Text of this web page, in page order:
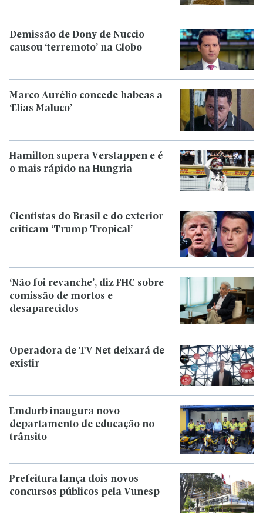
Demissão de Dony de Nuccio
causou ‘terremoto’ na Globo
Marco Aurélio concede habeas a
‘Elias Maluco’
Hamilton supera Verstappen e é
o mais rápido na Hungria
Cientistas do Brasil e do exterior
criticam ‘Trump Tropical’
‘Não foi revanche’, diz FHC sobre
comissão de mortos e
desaparecidos
Operadora de TV Net deixará de
existir
Emdurb inaugura novo
departamento de educação no
trânsito
Prefeitura lança dois novos
concursos públicos pela Vunesp